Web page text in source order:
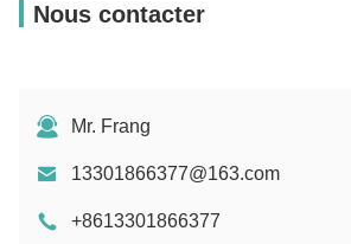
Nous contacter
Mr. Frang
13301866377@163.com
+8613301866377